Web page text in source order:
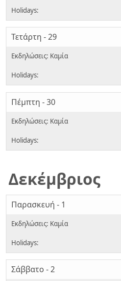
Τετάρτη - 29
Πέμπτη - 30
Δεκέμβριος
Παρασκευή - 1
Σάββατο - 2